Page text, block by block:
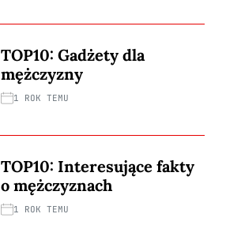
TOP10: Gadżety dla
mężczyzny
1 ROK TEMU
TOP10: Interesujące fakty
o mężczyznach
1 ROK TEMU